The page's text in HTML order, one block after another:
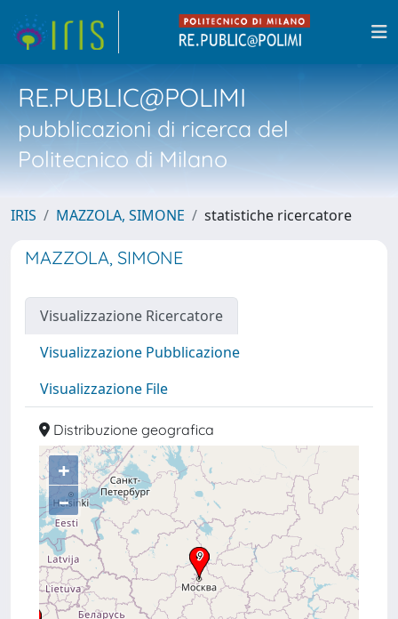
RE.PUBLIC@POLIMI
pubblicazioni di ricerca del
Politecnico di Milano
IRIS MAZZOLA, SIMONE statistiche ricercatore
MAZZOLA, SIMONE
Visualizzazione Ricercatore
Visualizzazione Pubblicazione
Visualizzazione File
Distribuzione geografica
+
–